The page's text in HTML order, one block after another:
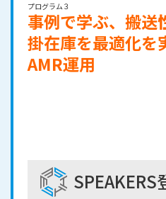
プログラム３
事例で学ぶ、搬送
掛在庫を最適化を
AMR運用
SPEAKERS